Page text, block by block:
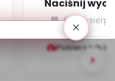
Naciśnij
czyli
zabawki nie
lipiec-
Pobierz lub